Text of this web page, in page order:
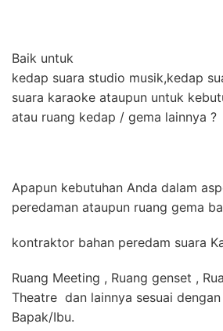
Baik untuk
kedap suara studio musik,kedap
suara karaoke ataupun untuk
atau ruang kedap / gema lainnya ?
Apapun kebutuhan Anda dalam
peredaman ataupun ruang gema
kontraktor bahan peredam suara
Ruang Meeting , Ruang genset ,
Theatre dan lainnya sesuai
Bapak/Ibu.